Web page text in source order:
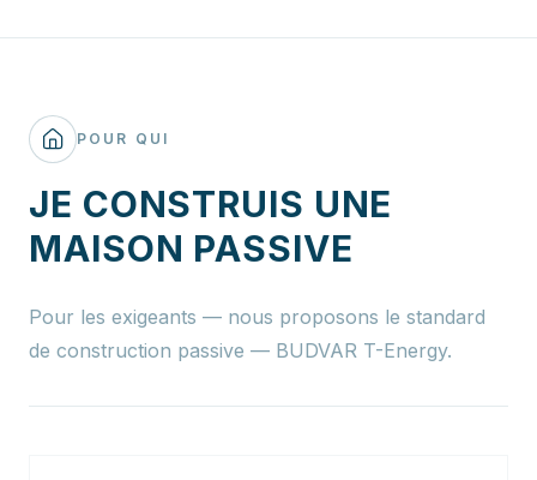
POUR QUI
JE CONSTRUIS UNE
MAISON PASSIVE
Pour les exigeants — nous proposons le standard
de construction passive — BUDVAR T-Energy.